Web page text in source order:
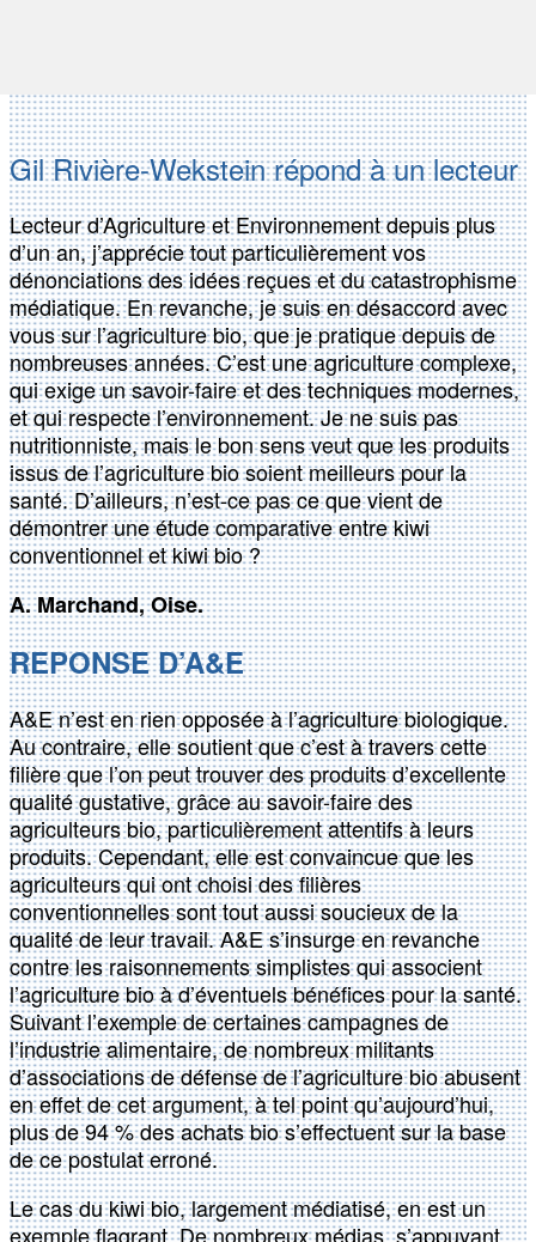
Gil Rivière-Wekstein répond à un lecteur
Lecteur d’Agriculture et Environnement depuis plus
d’un an, j’apprécie tout particulièrement vos
dénonciations des idées reçues et du catastrophisme
médiatique. En revanche, je suis en désaccord avec
vous sur l’agriculture bio, que je pratique depuis de
nombreuses années. C’est une agriculture complexe,
qui exige un savoir-faire et des techniques modernes,
et qui respecte l’environnement. Je ne suis pas
nutritionniste, mais le bon sens veut que les produits
issus de l’agriculture bio soient meilleurs pour la
santé. D’ailleurs, n’est-ce pas ce que vient de
démontrer une étude comparative entre kiwi
conventionnel et kiwi bio ?
A. Marchand, Oise.
REPONSE D’A&E
A&E n’est en rien opposée à l’agriculture biologique.
Au contraire, elle soutient que c’est à travers cette
filière que l’on peut trouver des produits d’excellente
qualité gustative, grâce au savoir-faire des
agriculteurs bio, particulièrement attentifs à leurs
produits. Cependant, elle est convaincue que les
agriculteurs qui ont choisi des filières
conventionnelles sont tout aussi soucieux de la
qualité de leur travail. A&E s’insurge en revanche
contre les raisonnements simplistes qui associent
l’agriculture bio à d’éventuels bénéfices pour la santé.
Suivant l’exemple de certaines campagnes de
l’industrie alimentaire, de nombreux militants
d’associations de défense de l’agriculture bio abusent
en effet de cet argument, à tel point qu’aujourd’hui,
plus de 94 % des achats bio s’effectuent sur la base
de ce postulat erroné.
Le cas du kiwi bio, largement médiatisé, en est un
exemple flagrant. De nombreux médias, s’appuyant